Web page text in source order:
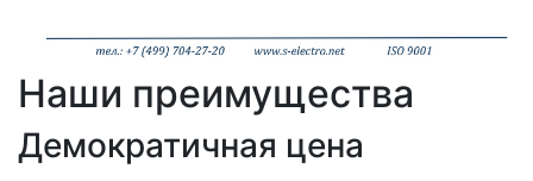
Наши преимущества
Демократичная цена